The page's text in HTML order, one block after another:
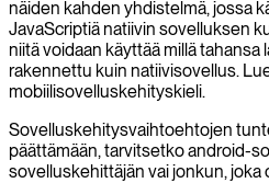
näiden kahden yhdistelmä, jossa
JavaScriptiä natiivin sovelluksen
niitä voidaan käyttää millä tahansa
rakennettu kuin natiivisovellus.
mobiilisovelluskehityskieli.
Sovelluskehitysvaihtoehtojen
päättämään, tarvitsetko android-
sovelluskehittäjän vai jonkun, joka